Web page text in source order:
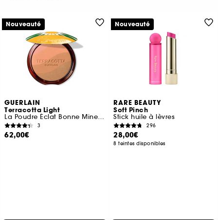
GUERLAIN
Terracotta Light
La Poudre Éclat Bonne Mine Naturelle Édition Limitée
3
62,00€
Nouveauté
RARE BEAUTY
Soft Pinch
Stick huile à lèvres
296
28,00€
8 teintes disponibles
Nouveauté